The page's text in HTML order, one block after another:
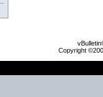
Copyright